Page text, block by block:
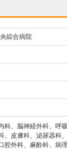
綜合病院
科、 脳神経外科、 呼
、 皮膚科、 泌尿器科、
腔外科、 麻酔科、 病